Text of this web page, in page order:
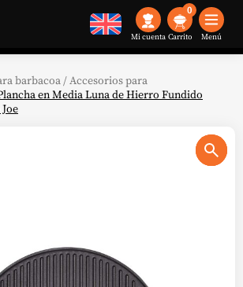
Mi cuenta
0
Menú
barbacoa /Accesorios para
en Media Luna de Hierro Fundido